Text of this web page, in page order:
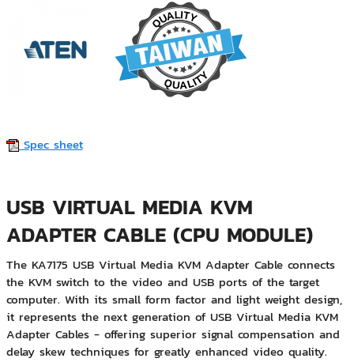
Spec sheet
USB VIRTUAL MEDIA KVM
ADAPTER CABLE (CPU MODULE)
The KA7175 USB Virtual Media KVM Adapter Cable connects
the KVM switch to the video and USB ports of the target
computer. With its small form factor and light weight design,
it represents the next generation of USB Virtual Media KVM
Adapter Cables - offering superior signal compensation and
delay skew techniques for greatly enhanced video quality.